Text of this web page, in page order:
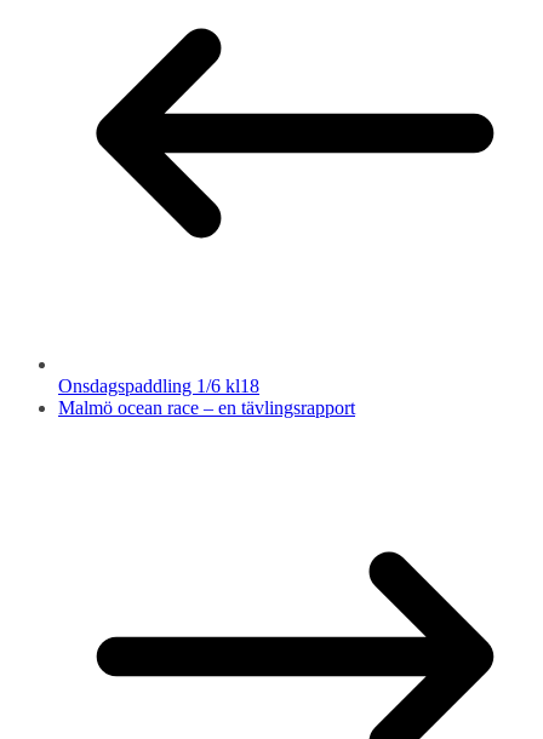
Onsdagspaddling 1/6 kl18
Malmö ocean race – en tävlingsrapport